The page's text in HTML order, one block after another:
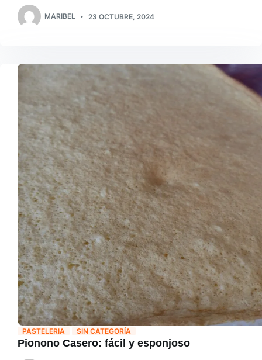
MARIBEL 23 OCTUBRE, 2024
PASTELERIA SIN CATEGORÍA
Pionono Casero: fácil y esponjoso